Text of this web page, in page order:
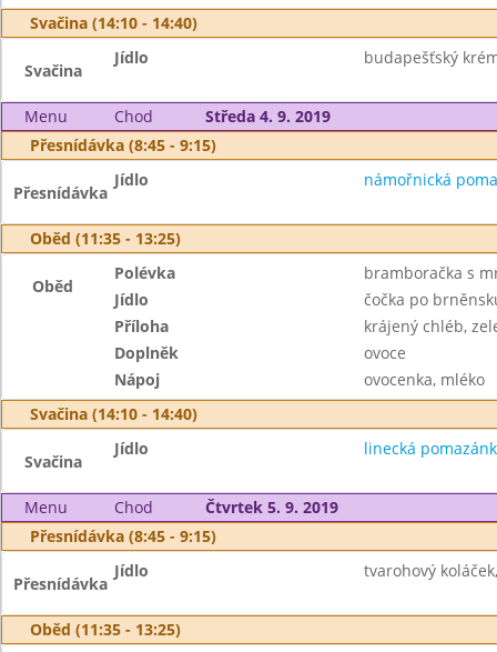
Svačina (14:10 - 14:40)
Svačina
Jídlo budapešťský
Menu Chod
Středa 4. 9. 2019
Přesnídávka (8:45 - 9:15)
Přesnídávka
Jídlo námořnická
Oběd (11:35 - 13:25)
Oběd
Polévka
bramboračka s
Jídlo
čočka po
Příloha
krájený chléb,
Doplněk
ovoce
Nápoj
ovocenka, mléko
Svačina (14:10 - 14:40)
Svačina
Jídlo linecká
Menu Chod
Čtvrtek 5. 9. 2019
Přesnídávka (8:45 - 9:15)
Přesnídávka
Jídlo tvarohový
Oběd (11:35 - 13:25)